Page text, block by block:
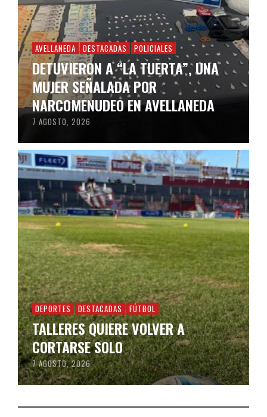
AVELLANEDA DESTACADAS POLICIALES
DETUVIERON A “LA TUERTA”, UNA
MUJER SEÑALADA POR
NARCOMENUDEO EN AVELLANEDA
7 AGOSTO, 2026
DEPORTES DESTACADAS FÚTBOL
TALLERES QUIERE VOLVER A
CORTARSE SOLO
7 AGOSTO, 2026